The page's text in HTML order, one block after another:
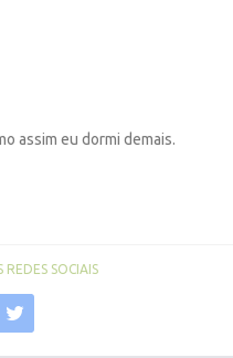
assim eu dormi demais.
REDES SOCIAIS